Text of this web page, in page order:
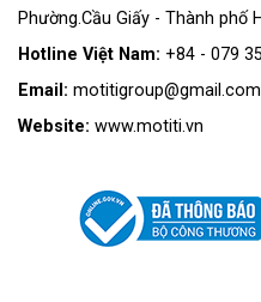
Phường.Cầu Giấy - Thành phố
Hotline Việt Nam: +84 - 079
Email:
Website: www.motiti.vn